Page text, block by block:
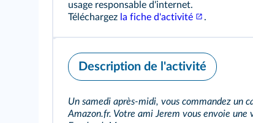
usage responsable d'internet.
Téléchargez la fiche d'activité .
Description de l'activité
Un samedi après-midi, vous commandez un
Amazon.fr. Votre ami Jerem vous envoie une